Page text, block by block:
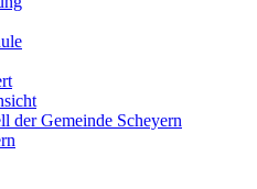
der Gemeinde Scheyern